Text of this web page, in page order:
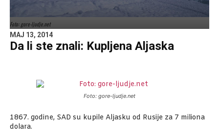
Foto: gore-ljudje.net
MAJ 13, 2014
Da li ste znali: Kupljena Aljaska
Foto: gore-ljudje.net
1867. godine, SAD su kupile Aljasku od Rusije za 7 miliona
dolara.